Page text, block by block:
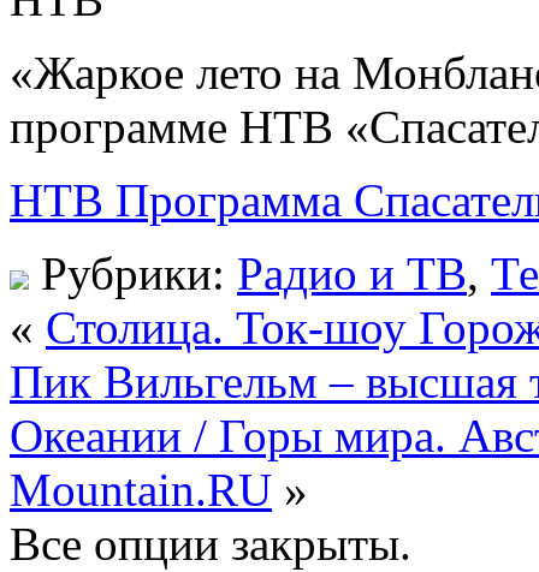
«Жаркое лето на
программе НТВ
НТВ Программа
Рубрики: Радио и ТВ,
« Столица. Ток-шоу
Пик Вильгельм – высшая
Океании / Горы мира.
Mountain.RU »
Все опции закрыты.